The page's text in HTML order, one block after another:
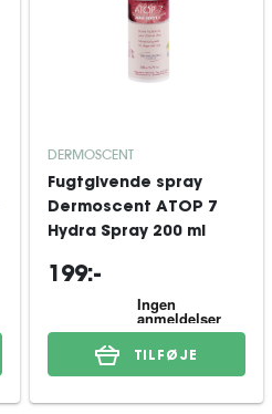
DERMOSCENT
Fugtgivende spray
Dermoscent ATOP 7
Hydra Spray 200 ml
199:-
TILFØJE